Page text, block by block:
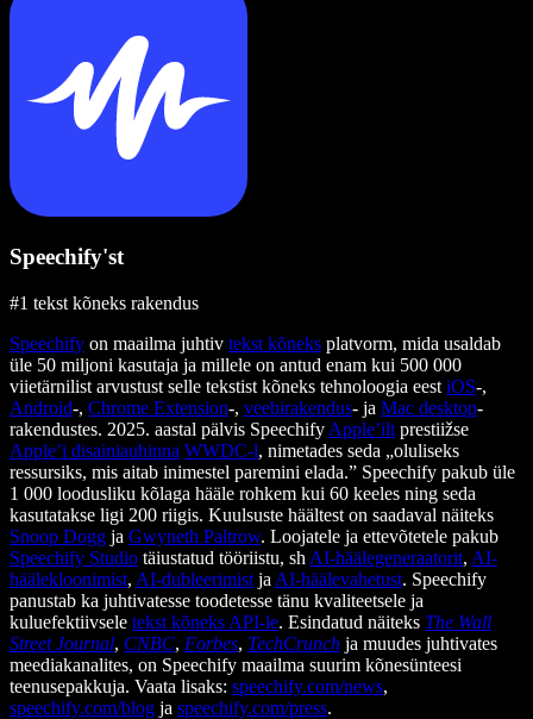
Speechify'st
#1 tekst kõneks rakendus
Speechify on maailma juhtiv tekst kõneks platvorm, mida usaldab
üle 50 miljoni kasutaja ja millele on antud enam kui 500 000
viietärnilist arvustust selle tekstist kõneks tehnoloogia eest iOS-,
Android-, Chrome Extension-, veebirakendus- ja Mac desktop-
rakendustes. 2025. aastal pälvis Speechify Apple’ilt prestiižse
Apple’i disainiauhinna WWDC-l, nimetades seda „oluliseks
ressursiks, mis aitab inimestel paremini elada.” Speechify pakub üle
1 000 loodusliku kõlaga hääle rohkem kui 60 keeles ning seda
kasutatakse ligi 200 riigis. Kuulsuste häältest on saadaval näiteks
Snoop Dogg ja Gwyneth Paltrow. Loojatele ja ettevõtetele pakub
Speechify Studio täiustatud tööriistu, sh AI-häälegeneraatorit, AI-
häälekloonimist, AI-dubleerimist ja AI-häälevahetust. Speechify
panustab ka juhtivatesse toodetesse tänu kvaliteetsele ja
kuluefektiivsele tekst kõneks API-le. Esindatud näiteks The Wall
Street Journal, CNBC, Forbes, TechCrunch ja muudes juhtivates
meediakanalites, on Speechify maailma suurim kõnesünteesi
teenusepakkuja. Vaata lisaks: speechify.com/news,
speechify.com/blog ja speechify.com/press.